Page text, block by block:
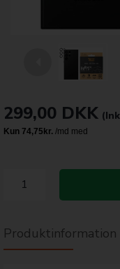
299,00 DKK
Produktinformation